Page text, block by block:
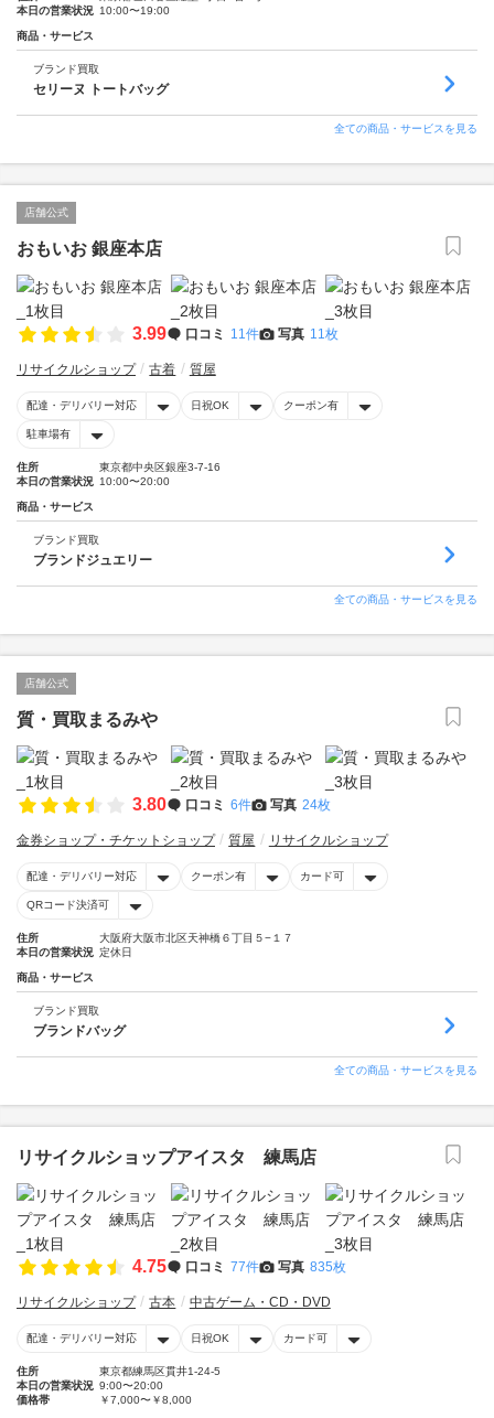
本日の営業状況 10:00〜19:00
商品・サービス
ブランド買取
セリーヌ トートバッグ
全ての商品・サービスを見る
店舗公式
おもいお 銀座本店
3.99 口コミ 11件 写真 11枚
リサイクルショップ 古着 質屋
配達・デリバリー対応 日祝OK クーポン有
駐車場有
住所
東京都中央区銀座3-7-16
本日の営業状況 10:00〜20:00
商品・サービス
ブランド買取
ブランドジュエリー
全ての商品・サービスを見る
店舗公式
質・買取まるみや
3.80 口コミ 6件 写真 24枚
金券ショップ・チケットショップ 質屋 リサイクルショップ
配達・デリバリー対応 クーポン有 カード可
QRコード決済可
住所
大阪府大阪市北区天神橋６丁目５−１７
本日の営業状況 定休日
商品・サービス
ブランド買取
ブランドバッグ
全ての商品・サービスを見る
リサイクルショップアイスタ 練馬店
4.75 口コミ 77件 写真 835枚
リサイクルショップ 古本 中古ゲーム・CD・DVD
配達・デリバリー対応 日祝OK カード可
住所
東京都練馬区貫井1-24-5
本日の営業状況 9:00〜20:00
価格帯
￥7,000〜￥8,000